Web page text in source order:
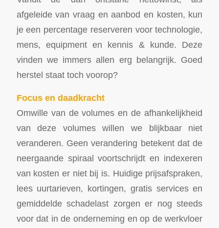
afgeleide van vraag en aanbod en kosten, kun
je een percentage reserveren voor technologie,
mens, equipment en kennis & kunde. Deze
vinden we immers allen erg belangrijk. Goed
herstel staat toch voorop?
Focus en daadkracht
Omwille van de volumes en de afhankelijkheid
van deze volumes willen we blijkbaar niet
veranderen. Geen verandering betekent dat de
neergaande spiraal voortschrijdt en indexeren
van kosten er niet bij is. Huidige prijsafspraken,
lees uurtarieven, kortingen, gratis services en
gemiddelde schadelast zorgen er nog steeds
voor dat in de onderneming en op de werkvloer